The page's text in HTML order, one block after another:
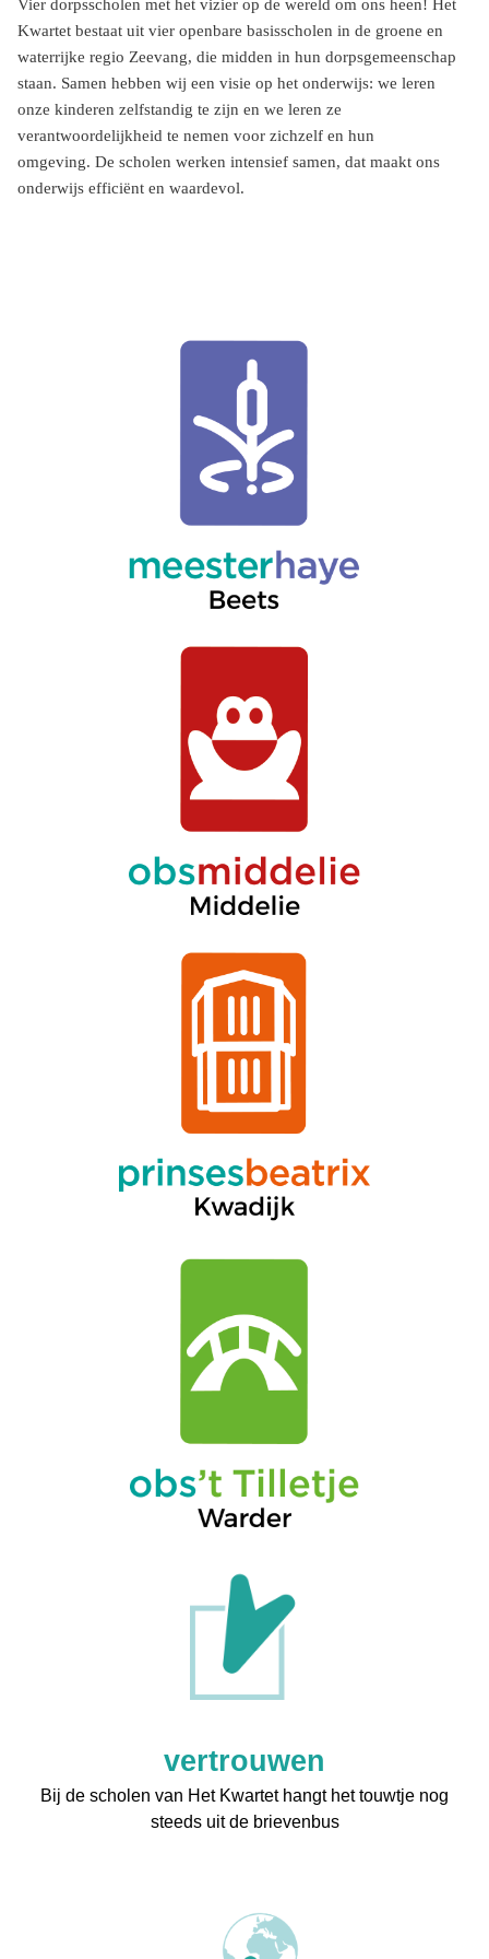
Vier dorpsscholen met het vizier op de wereld om ons heen! Het
Kwartet bestaat uit vier openbare basisscholen in de groene en
waterrijke regio Zeevang, die midden in hun dorpsgemeenschap
staan. Samen hebben wij een visie op het onderwijs: we leren
onze kinderen zelfstandig te zijn en we leren ze
verantwoordelijkheid te nemen voor zichzelf en hun
omgeving. De scholen werken intensief samen, dat maakt ons
onderwijs efficiënt en waardevol.
vertrouwen
Bij de scholen van Het Kwartet hangt het touwtje nog
steeds uit de brievenbus